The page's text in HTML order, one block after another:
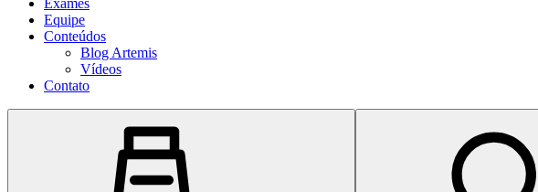
Exames
Equipe
Conteúdos
Blog Artemis
Vídeos
Contato